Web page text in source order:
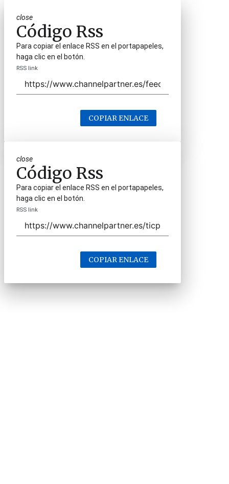
close
Código Rss
Para copiar el enlace RSS en el portapapeles,
haga clic en el botón.
RSS link
COPIAR ENLACE
close
Código Rss
Para copiar el enlace RSS en el portapapeles,
haga clic en el botón.
RSS link
COPIAR ENLACE